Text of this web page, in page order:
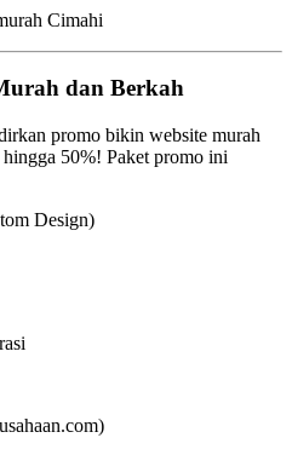
Cimahi
dan Berkah
promo bikin website murah
50%! Paket promo ini
Design)